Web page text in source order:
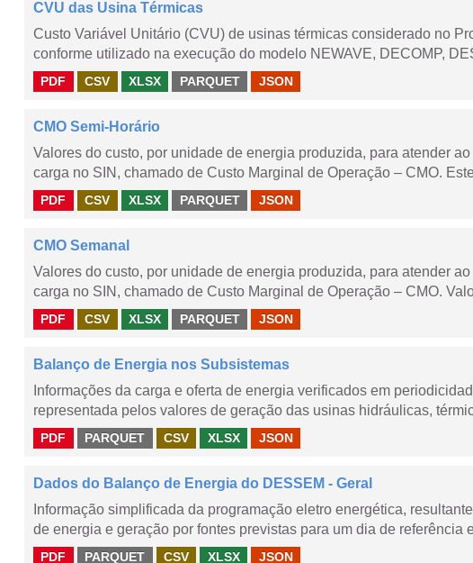
CVU das Usina Térmicas
Custo Variável Unitário (CVU) de usinas térmicas considerado no
conforme utilizado na execução do modelo NEWAVE, DECOMP,
PDF CSV XLSX PARQUET JSON
CMO Semi-Horário
Valores do custo, por unidade de energia produzida, para atender
carga no SIN, chamado de Custo Marginal de Operação – CMO.
PDF CSV XLSX PARQUET JSON
CMO Semanal
Valores do custo, por unidade de energia produzida, para atender
carga no SIN, chamado de Custo Marginal de Operação – CMO.
PDF CSV XLSX PARQUET JSON
Balanço de Energia nos Subsistemas
Informações da carga e oferta de energia verificados em
representada pelos valores de geração das usinas hidráulicas,
PDF PARQUET CSV XLSX JSON
Dados do Balanço de Energia do DESSEM - Geral
Informação simplificada da programação eletro energética,
de energia e geração por fontes previstas para um dia de referência
PDF PARQUET CSV XLSX JSON